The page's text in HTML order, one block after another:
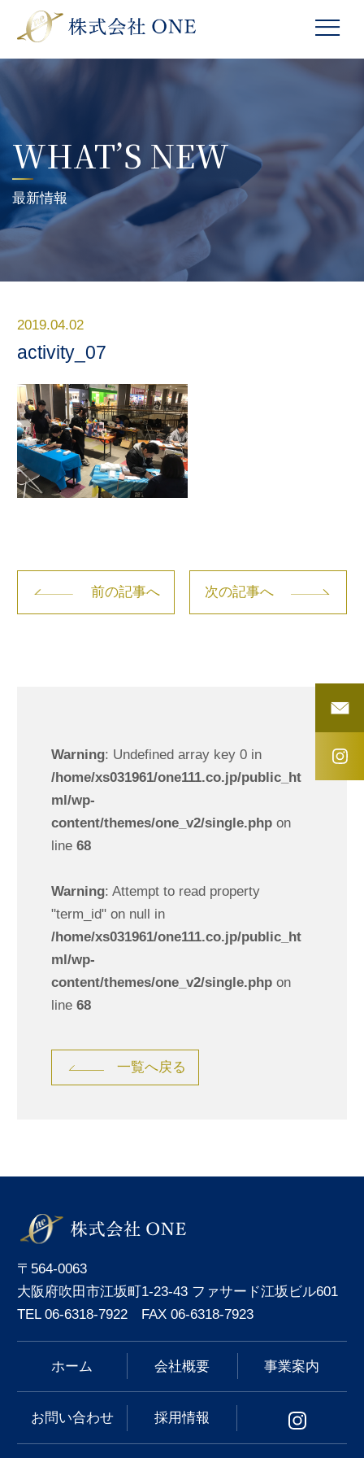
WHAT’S NEW
最新情報
2019.04.02
activity_07
前の記事へ 次の記事へ
Warning: Undefined array key 0 in
/home/xs031961/one111.co.jp/public_ht
ml/wp-
content/themes/one_v2/single.phpon
line 68
Warning: Attempt to read property
"term_id" on null in
/home/xs031961/one111.co.jp/public_ht
ml/wp-
content/themes/one_v2/single.phpon
line 68
一覧へ戻る
〒564-0063
大阪府吹田市江坂町1-23-43 ファサード江坂ビル601
TEL 06-6318-7922 FAX 06-6318-7923
ホーム 会社概要 事業案内
お問い合わせ 採用情報